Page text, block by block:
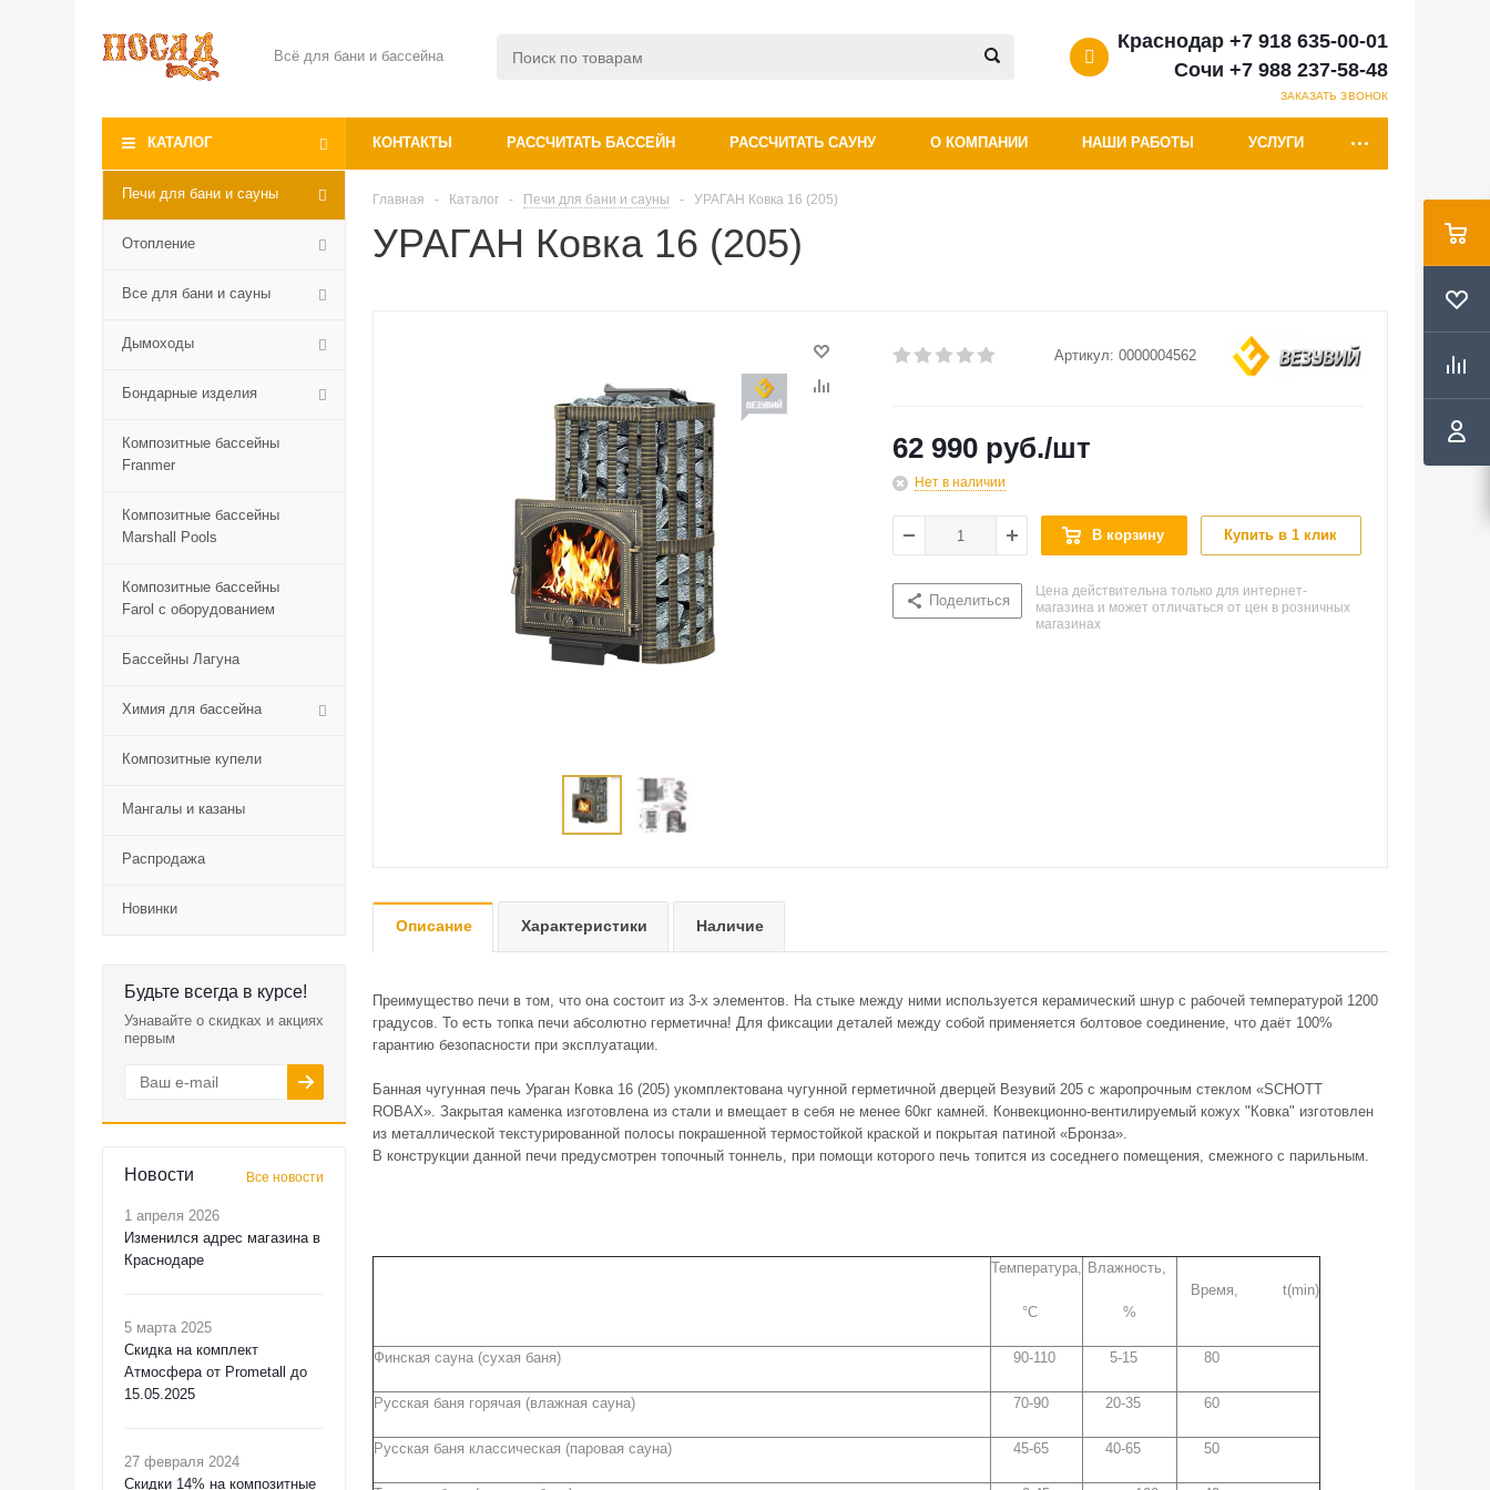
Всё для бани и бассейна
Краснодар +7 918 635-00-01
Сочи +7 988 237-58-48
ЗАКАЗАТЬ ЗВОНОК
КАТАЛОГ КОНТАКТЫ РАССЧИТАТЬ БАССЕЙН РАССЧИТАТЬ САУНУ О КОМПАНИИ НАШИ РАБОТЫ УСЛУГИ
Печи для бани и сауны
Отопление
Все для бани и сауны
Дымоходы
Бондарные изделия
Композитные бассейны
Franmer
Композитные бассейны
Marshall Pools
Композитные бассейны
Farol с оборудованием
Бассейны Лагуна
Химия для бассейна
Композитные купели
Мангалы и казаны
Распродажа
Новинки
Будьте всегда в курсе!
Узнавайте о скидках и акциях
первым
Новости Все новости
1 апреля 2026
Изменился адрес магазина в
Краснодаре
5 марта 2025
Скидка на комплект
Атмосфера от Prometall до
15.05.2025
27 февраля 2024
Скидки 14% на композитные
Главная - Каталог - Печи для бани и сауны - УРАГАН Ковка 16 (205)
УРАГАН Ковка 16 (205)
Артикул: 0000004562
62 990 руб./шт
Нет в наличии
В корзину Купить в 1 клик
Поделиться
Цена действительна только для интернет-
магазина и может отличаться от цен в розничных
магазинах
Описание Характеристики Наличие
Преимущество печи в том, что она состоит из 3-х элементов. На стыке между ними используется керамический шнур с рабочей температурой 1200
градусов. То есть топка печи абсолютно герметична! Для фиксации деталей между собой применяется болтовое соединение, что даёт 100%
гарантию безопасности при эксплуатации.
Банная чугунная печь Ураган Ковка 16 (205) укомплектована чугунной герметичной дверцей Везувий 205 с жаропрочным стеклом «SCHOTT
ROBAX». Закрытая каменка изготовлена из стали и вмещает в себя не менее 60кг камней. Конвекционно-вентилируемый кожух "Ковка" изготовлен
из металлической текстурированной полосы покрашенной термостойкой краской и покрытая патиной «Бронза».
В конструкции данной печи предусмотрен топочный тоннель, при помощи которого печь топится из соседнего помещения, смежного с парильным.
Температура,
°С
Влажность,
%
Время, t(min)
Финская сауна (сухая баня) 90-110 5-15 80
Русская баня горячая (влажная сауна) 70-90 20-35 60
Русская баня классическая (паровая сауна) 45-65 40-65 50